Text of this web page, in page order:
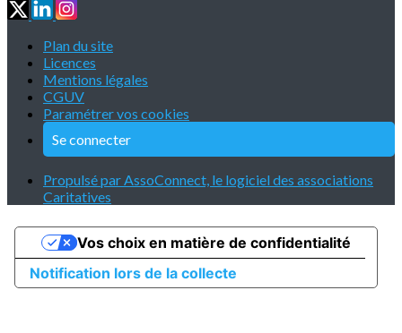
Plan du site
Licences
Mentions légales
CGUV
Paramétrer vos cookies
Se connecter
Propulsé par AssoConnect, le logiciel des associations
Caritatives
Notification lors de la collecte
Vos choix en matière de confidentialité